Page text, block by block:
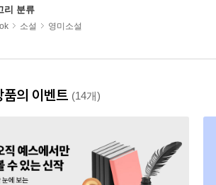
리 분류
소설 영미소설
품의 이벤트 (14개)